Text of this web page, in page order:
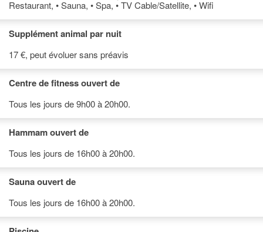
Restaurant, • Sauna, • Spa, • TV Cable/Satellite, • Wifi
Supplément animal par nuit
17 €, peut évoluer sans préavis
Centre de fitness ouvert de
Tous les jours de 9h00 à 20h00.
Hammam ouvert de
Tous les jours de 16h00 à 20h00.
Sauna ouvert de
Tous les jours de 16h00 à 20h00.